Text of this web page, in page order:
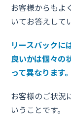
お客様からもよ
いてお答えして
リースバックに
良いかは個々の
って異なります。
お客様のご状況
いうことです。